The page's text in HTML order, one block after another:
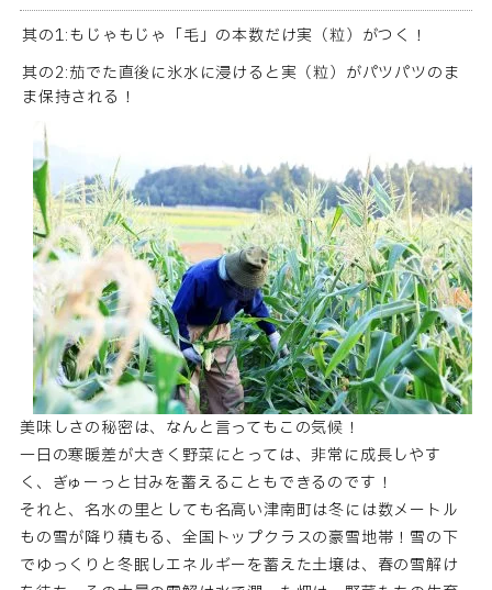
其の1:もじゃもじゃ「毛」の本数だけ実（粒）がつく！
其の2:茄でた直後に氷水に浸けると実（粒）がパツパツのま
ま保持される！
美味しさの秘密は、なんと言ってもこの気候！
一日の寒暖差が大きく野菜にとっては、非常に成長しやす
く、ぎゅーっと甘みを蓄えることもできるのです！
それと、名水の里としても名高い津南町は冬には数メートル
もの雪が降り積もる、全国トップクラスの豪雪地帯！雪の下
でゆっくりと冬眠しエネルギーを蓄えた土壌は、春の雪解け